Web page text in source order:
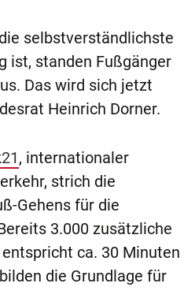
selbstverständlichste
ist, standen Fußgänger
Das wird sich jetzt
Heinrich Dorner.
, internationaler
strich die
Gehens für die
3.000 zusätzliche
ca. 30 Minuten
die Grundlage für